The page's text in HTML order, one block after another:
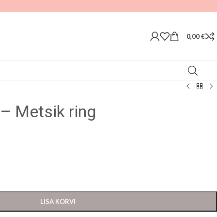
0,00€
Metsik ring
LISA KORVI